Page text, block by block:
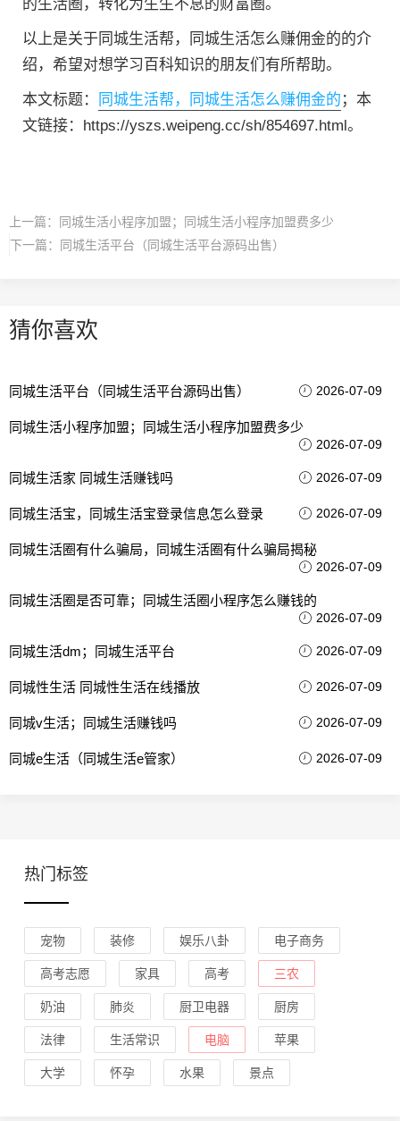
的生活圈，转化为生生不息的财富圈。
以上是关于同城生活帮，同城生活怎么赚佣金的的介
绍，希望对想学习百科知识的朋友们有所帮助。
本文标题： 同城生活帮，同城生活怎么赚佣金的 ；本
文链接：https://yszs.weipeng.cc/sh/854697.html。
上一篇： 同城生活小程序加盟；同城生活小程序加盟费多少
下一篇： 同城生活平台（同城生活平台源码出售）
猜你喜欢
同城生活平台（同城生活平台源码出售） 2026-07-09
同城生活小程序加盟；同城生活小程序加盟费多少
2026-07-09
同城生活家 同城生活赚钱吗 2026-07-09
同城生活宝，同城生活宝登录信息怎么登录 2026-07-09
同城生活圈有什么骗局，同城生活圈有什么骗局揭秘
2026-07-09
同城生活圈是否可靠；同城生活圈小程序怎么赚钱的
2026-07-09
同城生活dm；同城生活平台 2026-07-09
同城性生活 同城性生活在线播放 2026-07-09
同城v生活；同城生活赚钱吗 2026-07-09
同城e生活（同城生活e管家） 2026-07-09
热门标签
宠物 装修 娱乐八卦 电子商务
高考志愿 家具 高考 三农
奶油 肺炎 厨卫电器 厨房
法律 生活常识 电脑 苹果
大学 怀孕 水果 景点